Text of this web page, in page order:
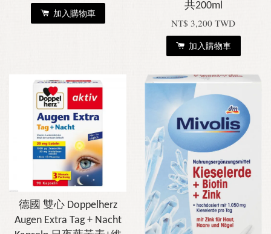
加入購物車
共200ml
NT$ 3,200 TWD
加入購物車
德國 雙心 Doppelherz
Augen Extra Tag + Nacht